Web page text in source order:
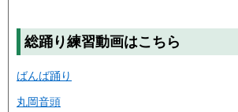
総踊り練習動画はこちら
ばんば踊り
丸岡音頭